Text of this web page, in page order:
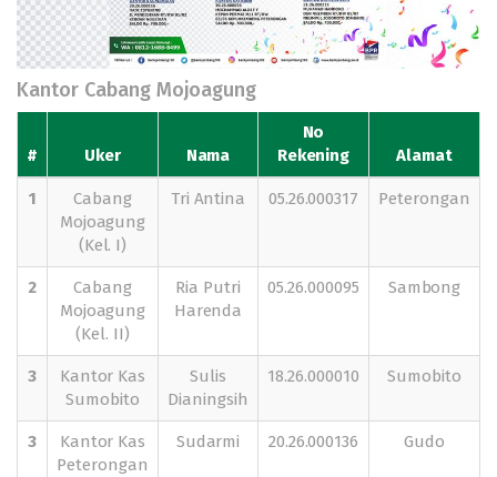
Kantor Cabang Mojoagung
# Uker Nama
No
Rekening
Alamat
1
Cabang
Mojoagung
(Kel. I)
Tri Antina 05.26.000317 Peterongan
2
Cabang
Mojoagung
(Kel. II)
Ria Putri
Harenda
05.26.000095 Sambong
3
Kantor Kas
Sumobito
Sulis
Dianingsih
18.26.000010 Sumobito
3
Kantor Kas
Peterongan
Sudarmi 20.26.000136 Gudo